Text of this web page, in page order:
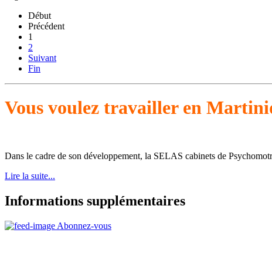
Début
Précédent
1
2
Suivant
Fin
Vous voulez travailler en
Dans le cadre de son développement, la SELAS cabinets de
Lire la suite...
Informations supplémentaires
Abonnez-vous